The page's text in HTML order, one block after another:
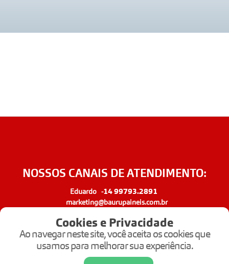
NOSSOS CANAIS DE ATENDIMENTO:
Eduardo -14 99793.2891
marketing@baurupaineis.com.br
Fábio -19 99775.6499
fabio@baurupaineis.com.br
Cookies e Privacidade
Ao navegar neste site, você aceita os cookies que
usamos para melhorar sua experiência.